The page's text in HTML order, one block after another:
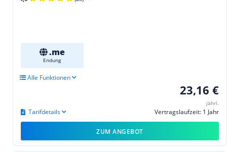
.me
Endung
Alle Funktionen
23,16 €
jährl.
Vertragslaufzeit: 1 Jahr
Tarifdetails
ZUM ANGEBOT